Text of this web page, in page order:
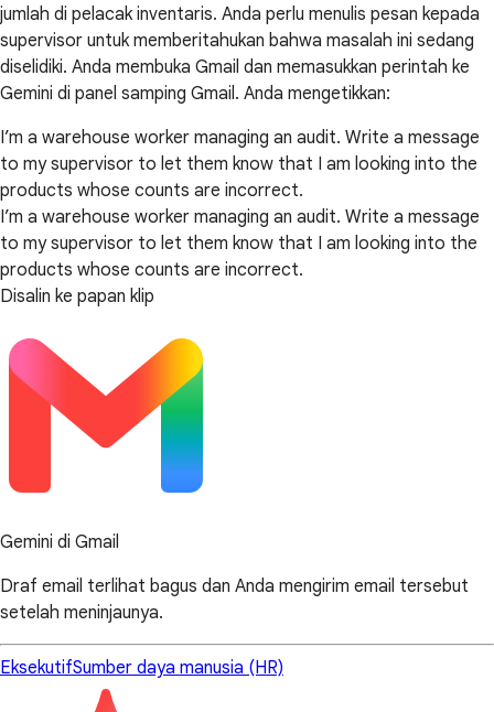
jumlah di pelacak inventaris. Anda perlu menulis pesan kepada
supervisor untuk memberitahukan bahwa masalah ini sedang
diselidiki. Anda membuka Gmail dan memasukkan perintah ke
Gemini di panel samping Gmail. Anda mengetikkan:
I’m a warehouse worker managing an audit. Write a message
to my supervisor to let them know that I am looking into the
products whose counts are incorrect.
I’m a warehouse worker managing an audit. Write a message
to my supervisor to let them know that I am looking into the
products whose counts are incorrect.
Disalin ke papan klip
Gemini di Gmail
Draf email terlihat bagus dan Anda mengirim email tersebut
setelah meninjaunya.
EksekutifSumber daya manusia (HR)